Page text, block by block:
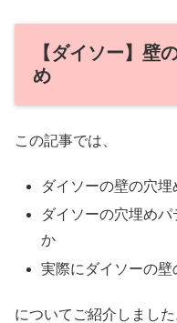
【ダイソー】壁
め
この記事では、
ダイソーの壁の穴
ダイソーの穴埋め
か
実際にダイソーの
についてご紹介しました